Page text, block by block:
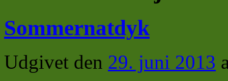
Sommernatdyk
Udgivet den 29. juni 2013